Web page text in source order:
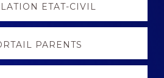
ETAT-CIVIL
PARENTS